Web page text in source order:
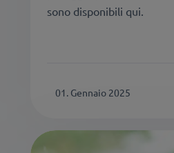
sono disponibili qui.
01. Gennaio 2025